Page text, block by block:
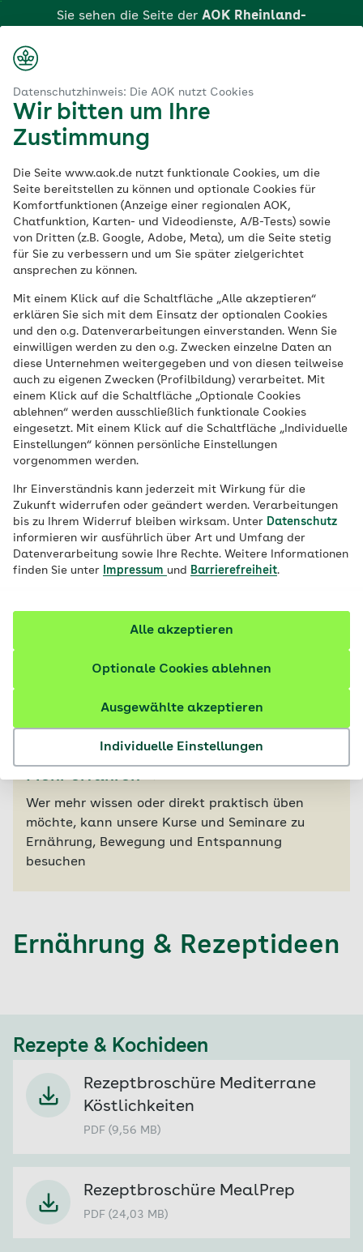
Datenschutzhinweis: Die AOK nutzt Cookies
Wir bitten um Ihre
Zustimmung
Die Seite www.aok.de nutzt funktionale Cookies, um die
Seite bereitstellen zu können und optionale Cookies für
Komfortfunktionen (Anzeige einer regionalen AOK,
Chatfunktion, Karten- und Videodienste, A/B-Tests) sowie
von Dritten (z.B. Google, Adobe, Meta), um die Seite stetig
für Sie zu verbessern und um Sie später zielgerichtet
ansprechen zu können.
Mit einem Klick auf die Schaltfläche „Alle akzeptieren“
erklären Sie sich mit dem Einsatz der optionalen Cookies
und den o.g. Datenverarbeitungen einverstanden. Wenn Sie
einwilligen werden zu den o.g. Zwecken einzelne Daten an
diese Unternehmen weitergegeben und von diesen teilweise
auch zu eigenen Zwecken (Profilbildung) verarbeitet. Mit
einem Klick auf die Schaltfläche „Optionale Cookies
ablehnen“ werden ausschließlich funktionale Cookies
eingesetzt. Mit einem Klick auf die Schaltfläche „Individuelle
Einstellungen“ können persönliche Einstellungen
vorgenommen werden.
Ihr Einverständnis kann jederzeit mit Wirkung für die
Zukunft widerrufen oder geändert werden. Verarbeitungen
bis zu Ihrem Widerruf bleiben wirksam. Unter Datenschutz
informieren wir ausführlich über Art und Umfang der
Datenverarbeitung sowie Ihre Rechte. Weitere Informationen
finden Sie unter
Impressum und Barrierefreiheit.
Individuelle Einstellungen
Ausgewählte akzeptieren
Optionale Cookies ablehnen
Alle akzeptieren
Hauptinhalt
springen
Sie sehen die Seite der AOK Rheinland-
Gesundheitswissen & Rezeptideen
Präventionzum
Nachlesen
Gesundheit beginnt im Alltag. Unsere
Broschüren, Rezepthefte und
Informationsmaterialien geben Inspiration,
praktische Tipps und verständliches
Wissen für mehr Wohlbefinden in jeder
Lebensphase.
Inhalte im Überblick
Ernährung & Rezeptideen
Bewegung im Alltag
Entspannung & Wohlbefinden
Familie & gesund aufwachsen
Mehr erfahren
Wer mehr wissen oder direkt praktisch üben
möchte, kann unsere Kurse und Seminare zu
Ernährung, Bewegung und Entspannung
besuchen
Ernährung & Rezeptideen
Rezepte & Kochideen
Rezeptbroschüre Mediterrane
Köstlichkeiten
PDF (9,56 MB)
Rezeptbroschüre MealPrep
PDF (24,03 MB)